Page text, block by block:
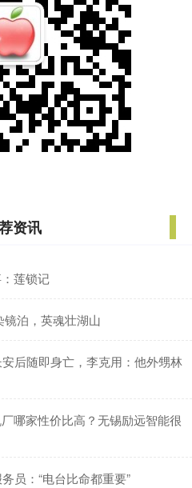
资讯
莲锁记
泊，英魂壮湖山
后随即身亡，李克用：他外甥林
哪家性价比高？无锡励远智能很
员：“电台比命都重要”